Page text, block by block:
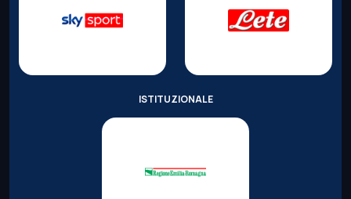
ISTITUZIONALE